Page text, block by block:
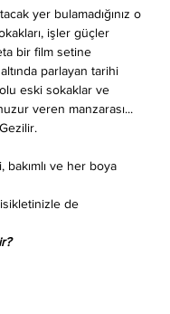
yer bulamadığınız o
işler güçler
bir film setine
parlayan tarihi
eski sokaklar ve
veren manzarası...
bakımlı ve her boya
de